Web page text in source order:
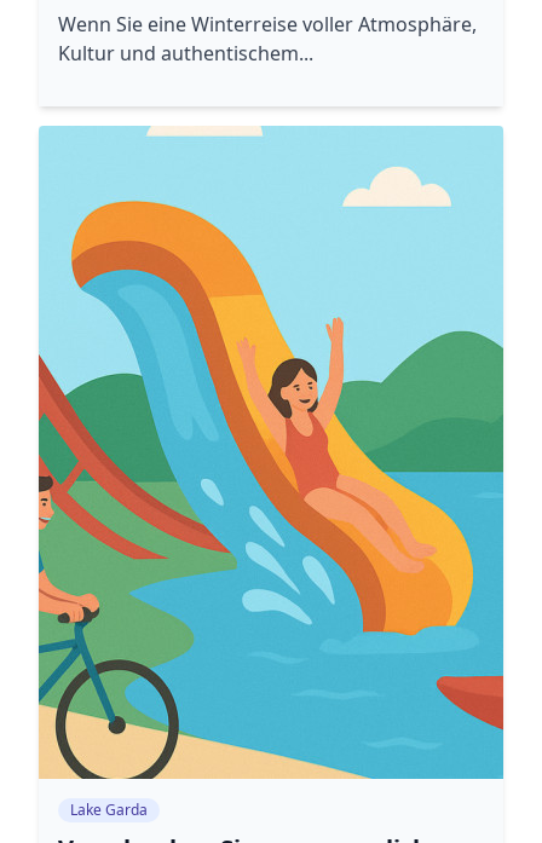
Wenn Sie eine Winterreise voller Atmosphäre,
Kultur und authentischem...
Lake Garda